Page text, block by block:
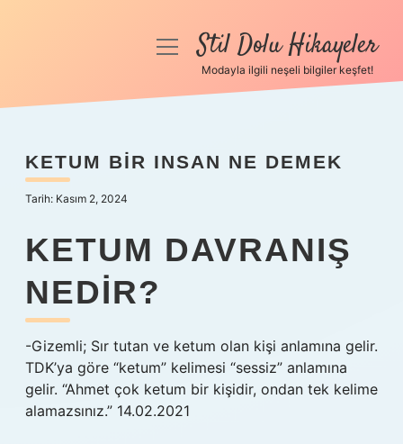
Anasayfa
Yasal Uyarı
menüyüStil Dolu Hikayeler
Modayla ilgili neşeli bilgiler keşfet!
KETUM BIR INSAN NE DEMEK
Tarih: Kasım 2, 2024
KETUM DAVRANIŞ
NEDIR?
-Gizemli; Sır tutan ve ketum olan kişi anlamına gelir.
TDK’ya göre “ketum” kelimesi “sessiz” anlamına
gelir. “Ahmet çok ketum bir kişidir, ondan tek kelime
alamazsınız.” 14.02.2021